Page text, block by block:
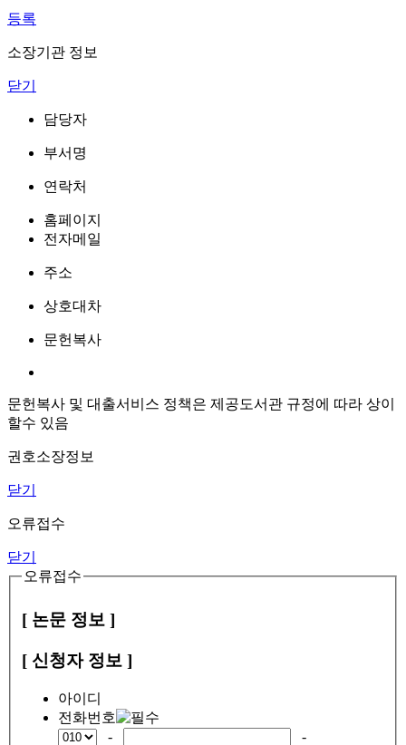
등록
소장기관 정보
닫기
담당자
부서명
연락처
홈페이지
전자메일
주소
상호대차
문헌복사
문헌복사 및 대출서비스 정책은 제공도서관 규정에 따라 상이
할수 있음
권호소장정보
닫기
오류접수
닫기
오류접수
[ 논문 정보 ]
[ 신청자 정보 ]
아이디
전화번호
-
-